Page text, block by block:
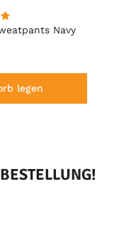
Navy
legen